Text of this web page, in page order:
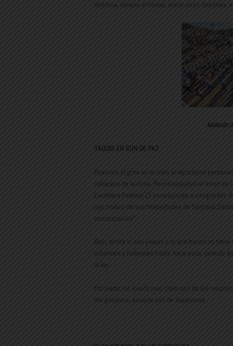
delictiva, porque el boxeo, como otros deportes,
Malecón
YAQUIS EN SON DE PAZ
Pusimos el grito en el cielo al reportarse
cabecera de la etnia. Pero tranquilizó el aviso
Carretera Federal 15 corresponde a
con motivo de sus festividades de Semana
comunicación”.
Bien, ahora sí son yaquis y lo que hacen no
estatales y federales hasta hace poco, cuando
la ley.
Por cierto, no quedó muy claro eso de los
del gobierno, aunque son de suponerse.